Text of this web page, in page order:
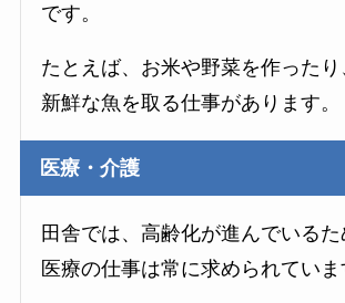
です。
たとえば、お米や野菜を作った
新鮮な魚を取る仕事があります。
医療・介護
田舎では、高齢化が進んでいる
医療の仕事は常に求められていま